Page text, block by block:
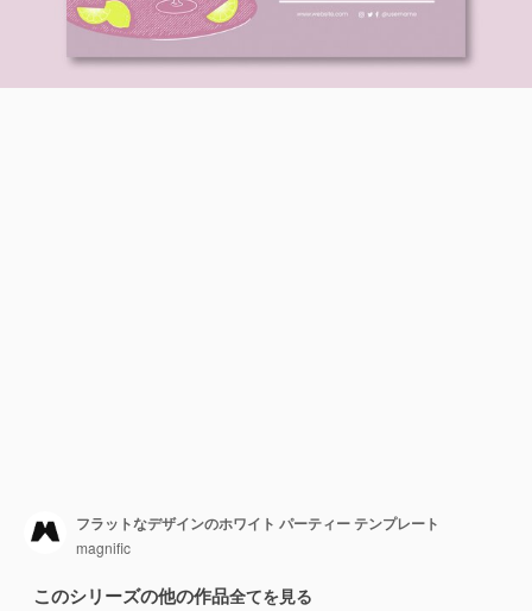
フラットなデザインのホワイト パーティー テンプレート
magnific
このシリーズの他の作品全てを見る